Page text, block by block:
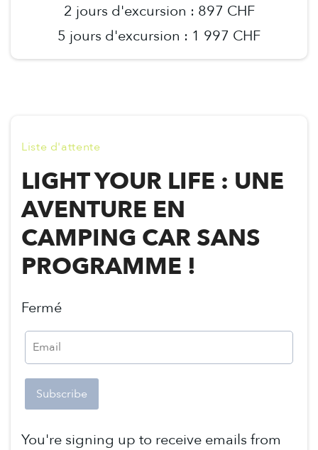
2 jours d'excursion : 897 CHF
5 jours d'excursion : 1 997 CHF
Liste d'attente
LIGHT YOUR LIFE : UNE
AVENTURE EN
CAMPING CAR SANS
PROGRAMME !
Fermé
Subscribe
You're signing up to receive emails from